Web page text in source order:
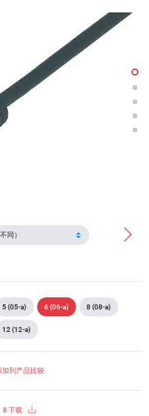
5 (05-a) 6 (06-a) 8 (08-a)
12 (12-a)
加到产品比较
8 下载